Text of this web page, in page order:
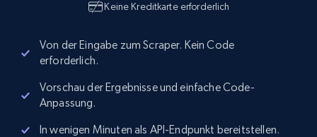
Keine Kreditkarte erforderlich
Von der Eingabe zum Scraper. Kein Code
erforderlich.
Vorschau der Ergebnisse und einfache Code-
Anpassung.
In wenigen Minuten als API-Endpunkt bereitstellen.